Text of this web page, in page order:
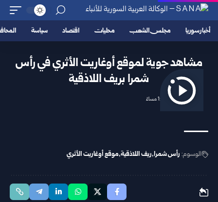
أخبار سوريا مجلس الشعب محليات اقتصاد سياسة
مشاهد جوية لموقع أوغاريت الأثري في رأس
شمرا بريف اللاذقية
2026/04/24 1:38 مساءً
الوسوم: رأس شمرا ريف اللاذقية موقع أوغاريت الأثري